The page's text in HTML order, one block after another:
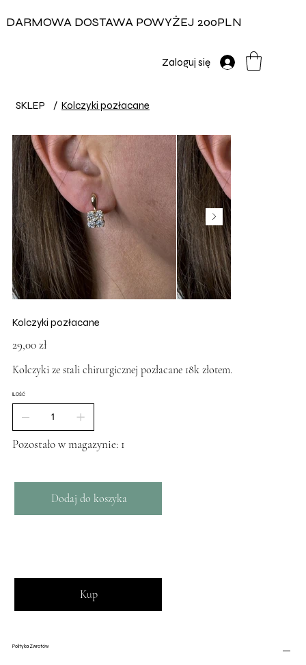
DARMOWA DOSTAWA POWYŻEJ 200PLN
Zaloguj się
SKLEP / Kolczyki pozłacane
Kolczyki pozłacane
29,00 zł
Kolczyki ze stali chirurgicznej pozłacane 18k złotem.
ILOŚĆ
Pozostało w magazynie: 1
Dodaj do koszyka
Kup
Polityka Zwrotów